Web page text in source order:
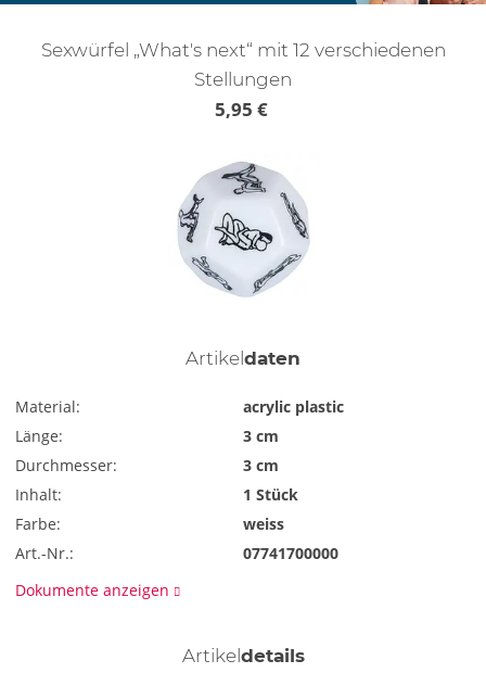
Sexwürfel „What's next“ mit 12 verschiedenen
Stellungen
5,95 €
Artikeldaten
Material:
acrylic plastic
Länge:
3 cm
Durchmesser:
3 cm
Inhalt:
1 Stück
Farbe:
weiss
Art.-Nr.:
07741700000
Dokumente anzeigen
Artikeldetails